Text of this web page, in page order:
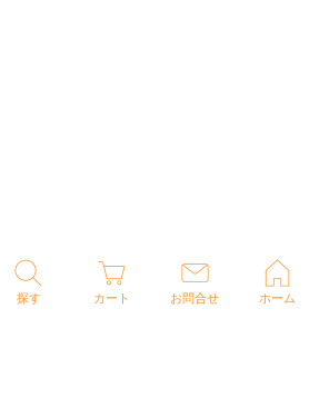
探す カート お問合せ ホーム